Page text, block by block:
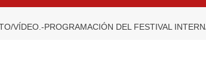
VÍDEO.-PROGRAMACIÓN DEL FESTIVAL